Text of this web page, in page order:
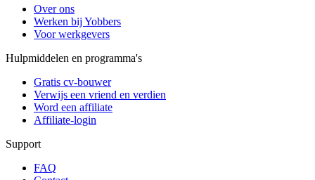
Over ons
Werken bij Yobbers
Voor werkgevers
Hulpmiddelen en programma's
Gratis cv-bouwer
Verwijs een vriend en verdien
Word een affiliate
Affiliate-login
Support
FAQ